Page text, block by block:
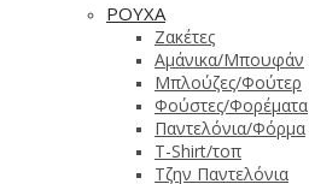
ΡΟΥΧΑ
Ζακέτες
Αμάνικα/Μπουφάν
Μπλούζες/Φούτερ
Φούστες/Φορέματα
Παντελόνια/Φόρμα
T-Shirt/τοπ
Τζην Παντελόνια